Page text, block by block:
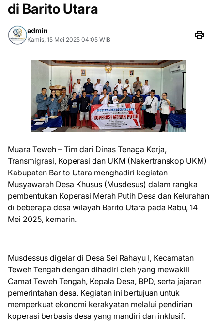
di Barito Utara
admin
Kamis, 15 Mei 2025 04:05 WIB
Muara Teweh – Tim dari Dinas Tenaga Kerja,
Transmigrasi, Koperasi dan UKM (Nakertranskop UKM)
Kabupaten Barito Utara menghadiri kegiatan
Musyawarah Desa Khusus (Musdesus) dalam rangka
pembentukan Koperasi Merah Putih Desa dan Kelurahan
di beberapa desa wilayah Barito Utara pada Rabu, 14
Mei 2025, kemarin.
Musdessus digelar di Desa Sei Rahayu I, Kecamatan
Teweh Tengah dengan dihadiri oleh yang mewakili
Camat Teweh Tengah, Kepala Desa, BPD, serta jajaran
pemerintahan desa. Kegiatan ini bertujuan untuk
memperkuat ekonomi kerakyatan melalui pendirian
koperasi berbasis desa yang mandiri dan inklusif.